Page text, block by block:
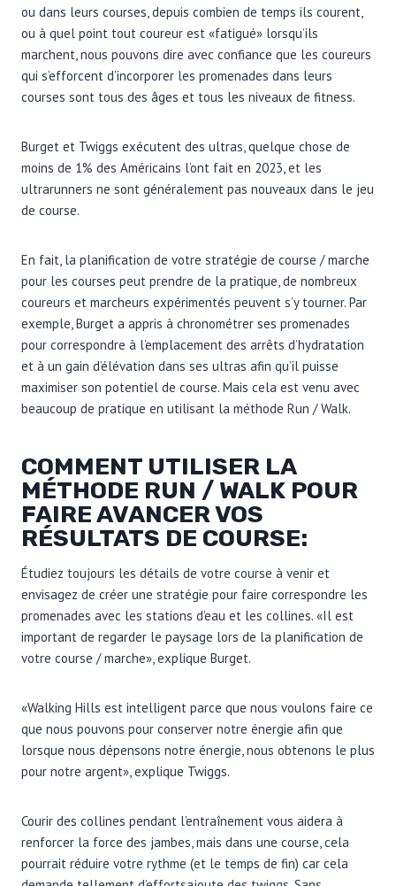
ou dans leurs courses, depuis combien de temps ils courent,
ou à quel point tout coureur est «fatigué» lorsqu’ils
marchent, nous pouvons dire avec confiance que les coureurs
qui s’efforcent d’incorporer les promenades dans leurs
courses sont tous des âges et tous les niveaux de fitness.
Burget et Twiggs exécutent des ultras, quelque chose de
moins de 1% des Américains l’ont fait en 2023, et les
ultrarunners ne sont généralement pas nouveaux dans le jeu
de course.
En fait, la planification de votre stratégie de course / marche
pour les courses peut prendre de la pratique, de nombreux
coureurs et marcheurs expérimentés peuvent s’y tourner. Par
exemple, Burget a appris à chronométrer ses promenades
pour correspondre à l’emplacement des arrêts d’hydratation
et à un gain d’élévation dans ses ultras afin qu’il puisse
maximiser son potentiel de course. Mais cela est venu avec
beaucoup de pratique en utilisant la méthode Run / Walk.
COMMENT UTILISER LA
MÉTHODE RUN / WALK POUR
FAIRE AVANCER VOS
RÉSULTATS DE COURSE:
Étudiez toujours les détails de votre course à venir et
envisagez de créer une stratégie pour faire correspondre les
promenades avec les stations d’eau et les collines. «Il est
important de regarder le paysage lors de la planification de
votre course / marche», explique Burget.
«Walking Hills est intelligent parce que nous voulons faire ce
que nous pouvons pour conserver notre énergie afin que
lorsque nous dépensons notre énergie, nous obtenons le plus
pour notre argent», explique Twiggs.
Courir des collines pendant l’entraînement vous aidera à
renforcer la force des jambes, mais dans une course, cela
pourrait réduire votre rythme (et le temps de fin) car cela